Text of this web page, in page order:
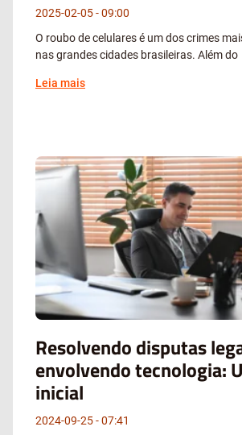
2025-02-05
09:00
O roubo de celulares é um dos crimes
nas grandes cidades brasileiras. Além do
Leia mais
Resolvendo disputas
envolvendo tecnologia:
inicial
2024-09-25
07:41